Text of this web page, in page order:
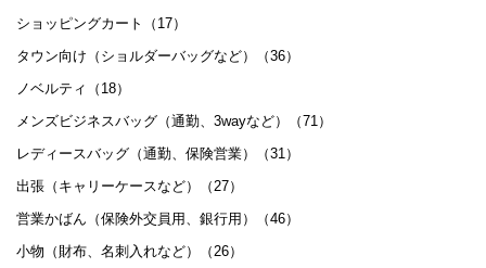
ショッピングカート（17）
タウン向け（ショルダーバッグなど）（36）
ノベルティ（18）
メンズビジネスバッグ（通勤、3wayなど）（71）
レディースバッグ（通勤、保険営業）（31）
出張（キャリーケースなど）（27）
営業かばん（保険外交員用、銀行用）（46）
小物（財布、名刺入れなど）（26）